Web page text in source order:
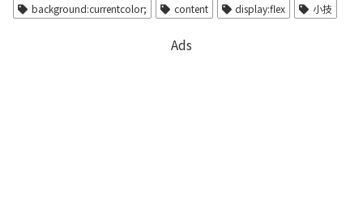
background:currentcolor; content display:flex 小技
Ads